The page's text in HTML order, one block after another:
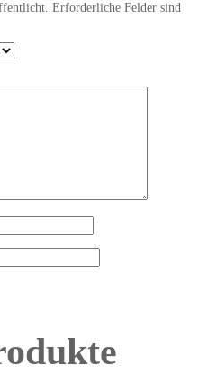
Erforderliche Felder sind